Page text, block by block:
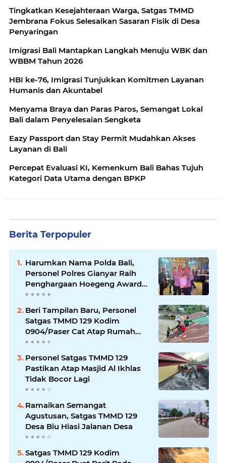
Tingkatkan Kesejahteraan Warga, Satgas TMMD
Jembrana Fokus Selesaikan Sasaran Fisik di Desa
Penyaringan
Imigrasi Bali Mantapkan Langkah Menuju WBK dan
WBBM Tahun 2026
HBI ke-76, Imigrasi Tunjukkan Komitmen Layanan
Humanis dan Akuntabel
Menyama Braya dan Paras Paros, Semangat Lokal
Bali dalam Penyelesaian Sengketa
Eazy Passport dan Stay Permit Mudahkan Akses
Layanan di Bali
Percepat Evaluasi KI, Kemenkum Bali Bahas Tujuh
Kategori Data Utama dengan BPKP
Berita Terpopuler
Harumkan Nama Polda Bali,
Personel Polres Gianyar Raih
Penghargaan Hoegeng Awards
2026
Beri Tampilan Baru, Personel
Satgas TMMD 129 Kodim
0904/Paser Cat Atap Rumah
Marbot
Personel Satgas TMMD 129
Pastikan Atap Masjid Al Ikhlas
Tidak Bocor Lagi
Ramaikan Semangat
Agustusan, Satgas TMMD 129
Desa Biu Hiasi Jalanan Desa
Satgas TMMD 129 Kodim